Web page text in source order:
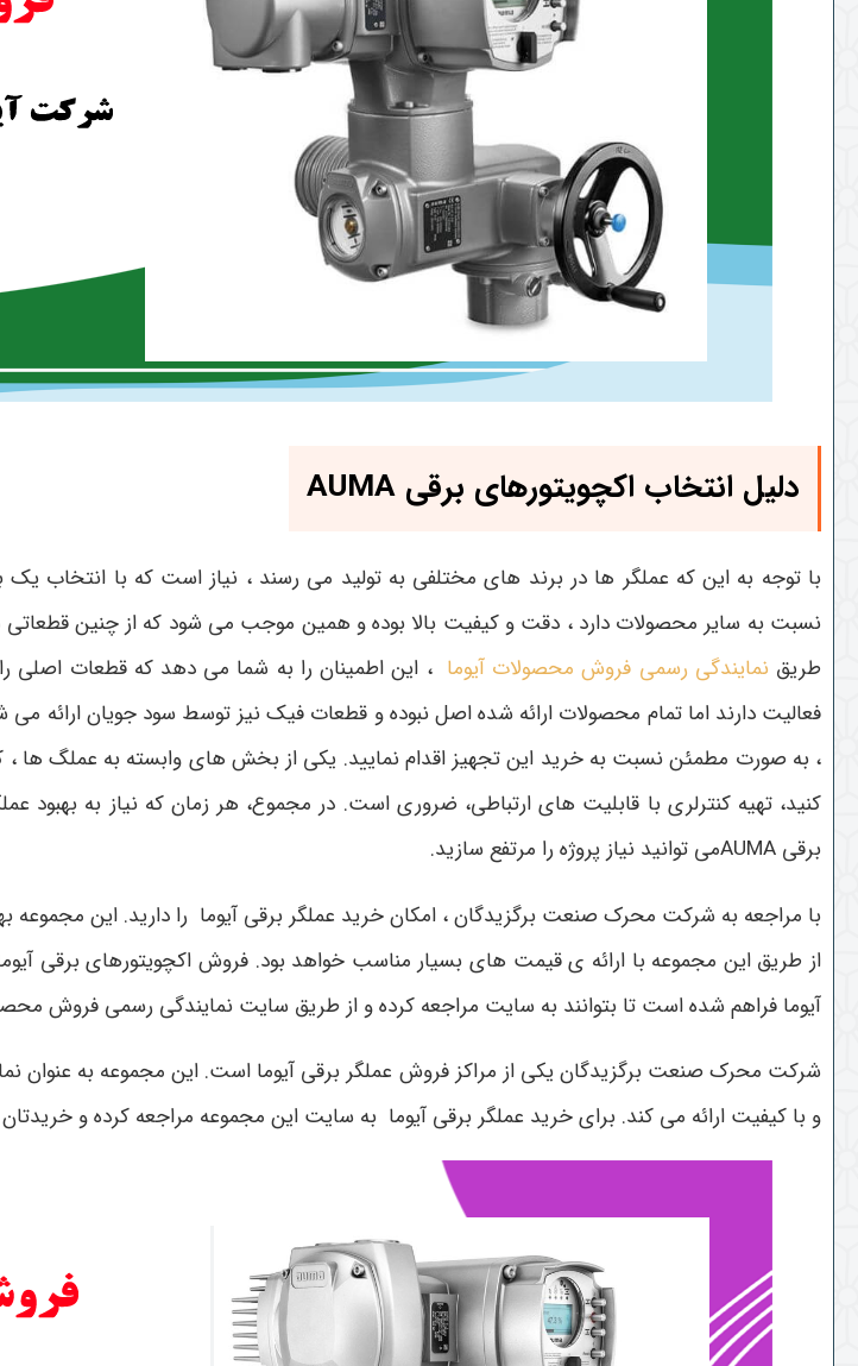
دلیل انتخاب اکچویتورهای برقی AUMA
با توجه به این که عملگر ها در برند های مختلفی به تولید می رسند ، نیاز است که با انتخاب یک
نسبت به سایر محصولات دارد ، دقت و کیفیت بالا بوده و همین موجب می شود که از چنین قطعاتی
طریق نمایندگی رسمی فروش محصولات آیوما ، این اطمینان را به شما می دهد که قطعات اصلی را
فعالیت دارند اما تمام محصولات ارائه شده اصل نبوده و قطعات فیک نیز توسط سود جویان ارائه
، به صورت مطمئن نسبت به خرید این تجهیز اقدام نمایید. یکی از بخش های وابسته به عملگ ها ،
کنید، تهیه کنترلری با قابلیت های ارتباطی، ضروری است. در مجموع، هر زمان که نیاز به بهبود
برقی AUMAمی توانید نیاز پروژه را مرتفع سازید.
با مراجعه به شرکت محرک صنعت برگزیدگان ، امکان خرید عملگر برقی آیوما را دارید. این مجموعه
از طریق این مجموعه با ارائه ی قیمت های بسیار مناسب خواهد بود. فروش اکچویتورهای برقی
آیوما فراهم شده است تا بتوانند به سایت مراجعه کرده و از طریق سایت نمایندگی رسمی فروش
شرکت محرک صنعت برگزیدگان یکی از مراکز فروش عملگر برقی آیوما است. این مجموعه به عنوان
و با کیفیت ارائه می کند. برای خرید عملگر برقی آیوما به سایت این مجموعه مراجعه کرده و